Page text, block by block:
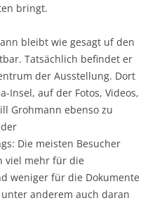
bringt.
bleibt wie gesagt uf den
Tatsächlich befindet er
der Ausstellung. Dort
Insel, auf der Fotos, Videos,
Grohmann ebenso zu
Die meisten Besucher
viel mehr für die
weniger für die Dokumente
anderem auch daran